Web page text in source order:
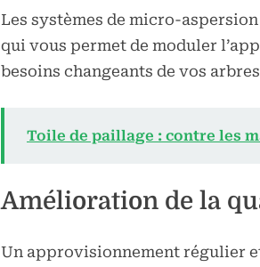
Les systèmes de micro-
qui vous permet de moduler
besoins changeants de vos
Toile de paillage : contre les
Amélioration de la
Un approvisionnement régulier